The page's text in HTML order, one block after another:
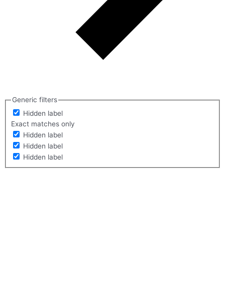
Generic filters
Hidden label
Exact matches only
Hidden label
Hidden label
Hidden label